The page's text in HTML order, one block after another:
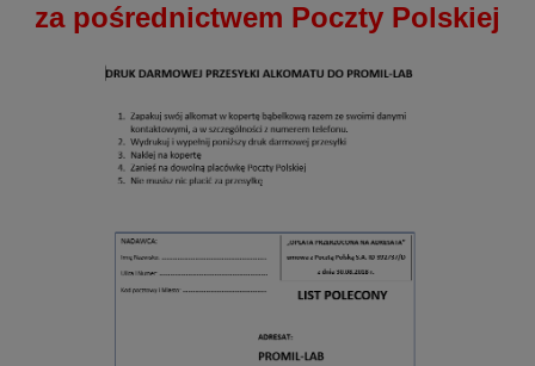
za pośrednictwem Poczty Polskiej